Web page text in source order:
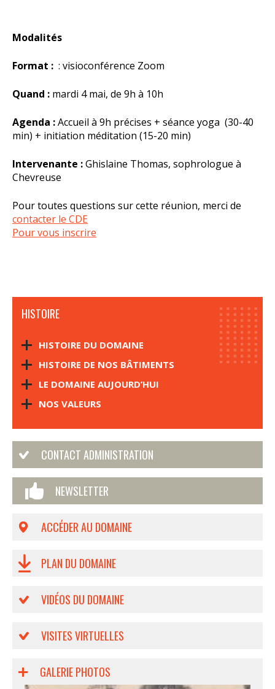
Modalités
Format : : visioconférence Zoom
Quand : mardi 4 mai, de 9h à 10h
Agenda :Accueil à 9h précises + séance yoga (30-40
min) + initiation méditation (15-20 min)
Intervenante :Ghislaine Thomas, sophrologue à
Chevreuse
Pour toutes questions sur cette réunion, merci de
contacter le CDE
Pour vous inscrire
HISTOIRE
HISTOIRE DU DOMAINE
HISTOIRE DE NOS BÂTIMENTS
LE DOMAINE AUJOURD’HUI
NOS VALEURS
CONTACT ADMINISTRATION
NEWSLETTER
ACCÉDER AU DOMAINE
PLAN DU DOMAINE
VIDÉOS DU DOMAINE
VISITES VIRTUELLES
GALERIE PHOTOS